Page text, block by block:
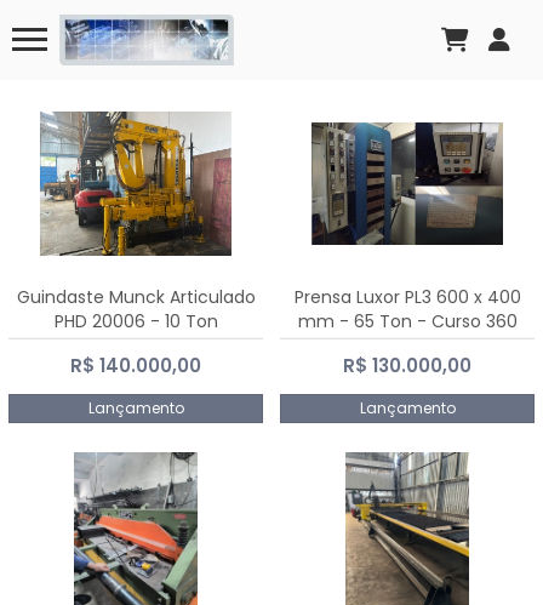
Guindaste Munck Articulado
PHD 20006 - 10 Ton
R$ 140.000,00
Lançamento
Prensa Luxor PL3 600 x 400
mm - 65 Ton - Curso 360
mm
R$ 130.000,00
Lançamento